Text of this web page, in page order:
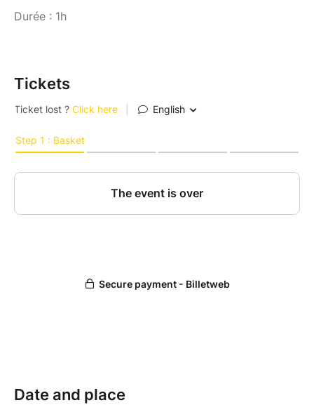
Durée : 1h
Tickets
Date and place